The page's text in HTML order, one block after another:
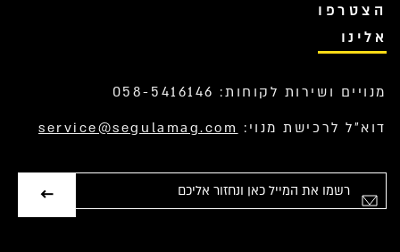
הצטרפו
אלינו
מנויים ושירות לקוחות: 058-5416146
דוא”ל לרכישת מנוי: service@segulamag.com